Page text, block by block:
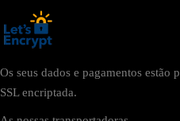
Os seus dados e pagamentos estão
SSL encriptada.